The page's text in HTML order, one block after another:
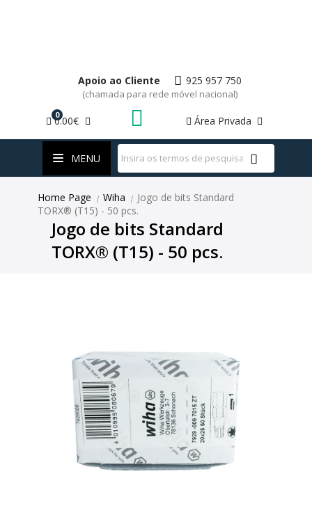
WhatsApp
Apoio ao Cliente 925 957 750
(chamada para rede móvel nacional)
Área Privada
0
0.00€
MENU
Home Page | Wiha | Jogo de bits Standard
TORX® (T15) - 50 pcs.
Jogo de bits Standard
TORX® (T15) - 50 pcs.